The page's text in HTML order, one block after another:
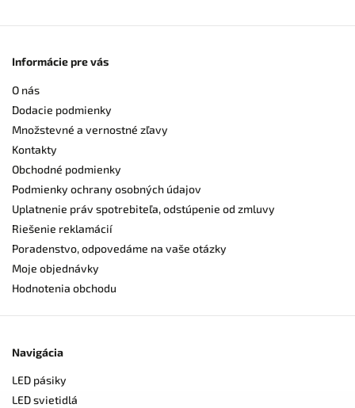
Informácie pre vás
O nás
Dodacie podmienky
Množstevné a vernostné zľavy
Kontakty
Obchodné podmienky
Podmienky ochrany osobných údajov
Uplatnenie práv spotrebiteľa, odstúpenie od zmluvy
Riešenie reklamácií
Poradenstvo, odpovedáme na vaše otázky
Moje objednávky
Hodnotenia obchodu
Navigácia
LED pásiky
LED svietidlá